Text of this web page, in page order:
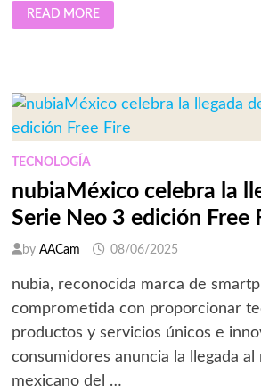
PRESENTA
ACER
SOLUCIONES
SUSTENTABLES
READ MORE
TECNOLOGÍA
nubiaMéxico celebra la
Serie Neo 3 edición Free
by AACam 08/06/2025
nubia, reconocida marca de
comprometida con proporcionar
productos y servicios únicos e
consumidores anuncia la llegada al
mexicano del …